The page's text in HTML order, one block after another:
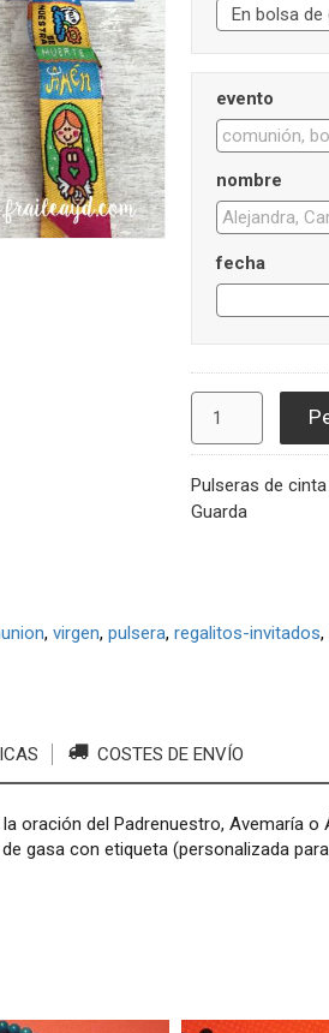
evento
nombre
fecha
Pulseras de
Guarda
virgen pulsera regalitos-invitados
COSTES DE ENVÍO
oración del Padrenuestro, Avemaría o
gasa con etiqueta (personalizada